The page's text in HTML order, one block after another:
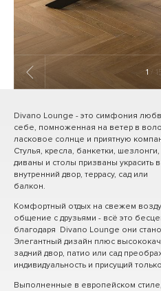
1 /
Divano Lounge - это симфония
себе, помноженная на ветер в
ласковое солнце и приятную
Стулья, кресла, банкетки, шезлонги,
диваны и столы призваны украсить
внутренний двор, террасу, сад или
балкон.
Комфортный отдых на свежем
общение с друзьями - всё это
благодаря Divano Lounge они
Элегантный дизайн плюс
задний двор, патио или сад
индивидуальность и присущий
Выполненные в европейском